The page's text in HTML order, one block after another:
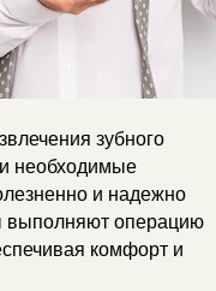
зубного
необходимые
и надежно
выполняют операцию
комфорт и